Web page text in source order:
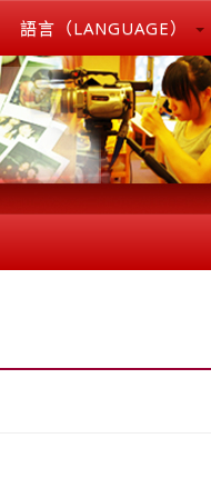
語言（LANGUAGE）